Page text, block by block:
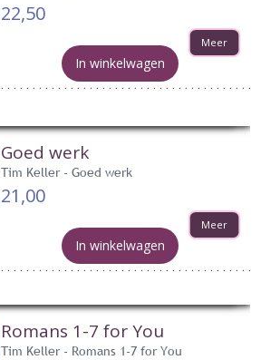
22,50
Meer
In winkelwagen
Goed werk
Tim Keller - Goed werk
21,00
Meer
In winkelwagen
Romans 1-7 for You
Tim Keller - Romans 1-7 for You